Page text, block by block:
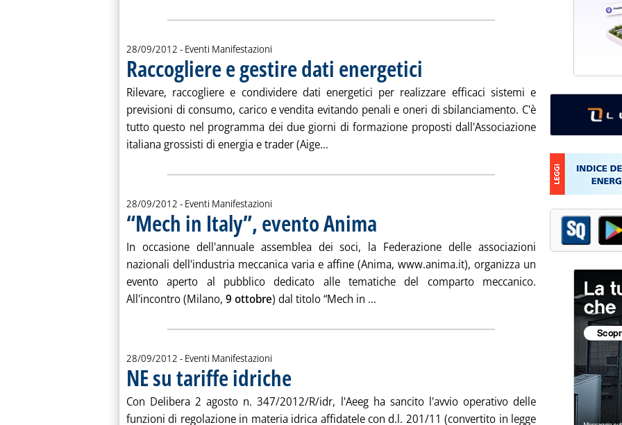
28/09/2012 - Eventi Manifestazioni
Raccogliere e gestire dati energetici
Rilevare, raccogliere e condividere dati energetici per realizzare efficaci sistemi e
previsioni di consumo, carico e vendita evitando penali e oneri di sbilanciamento. C'è
tutto questo nel programma dei due giorni di formazione proposti dall'Associazione
italiana grossisti di energia e trader (Aige...
28/09/2012 - Eventi Manifestazioni
“Mech in Italy”, evento Anima
In occasione dell'annuale assemblea dei soci, la Federazione delle associazioni
nazionali dell'industria meccanica varia e affine (Anima, www.anima.it), organizza un
evento aperto al pubblico dedicato alle tematiche del comparto meccanico.
All'incontro (Milano, 9 ottobre) dal titolo “Mech in ... Leggi tutta la notizia: '“Mech in Italy”, evento
28/09/2012 - Eventi Manifestazioni
NE su tariffe idriche
Con Delibera 2 agosto n. 347/2012/R/idr, l'Aeeg ha sancito l'avvio operativo delle
funzioni di regolazione in materia idrica affidatele con d.l. 201/11 (convertito in legge